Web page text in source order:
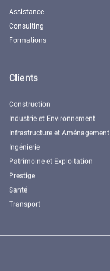
Assistance
Consulting
Formations
Clients
Construction
Industrie et Environnement
Infrastructure et Aménagement
Ingénierie
Patrimoine et Exploitation
Prestige
Santé
Transport